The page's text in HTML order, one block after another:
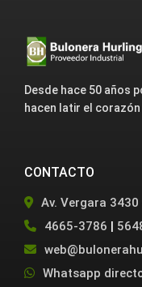
Desde hace 50 años
hacen latir el
CONTACTO
Av. Vergara
4665-3786 |
Whatsapp